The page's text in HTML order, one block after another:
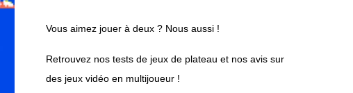
Vous aimez jouer à deux ? Nous aussi !
Retrouvez nos tests de jeux de plateau et nos avis sur
des jeux vidéo en multijoueur !